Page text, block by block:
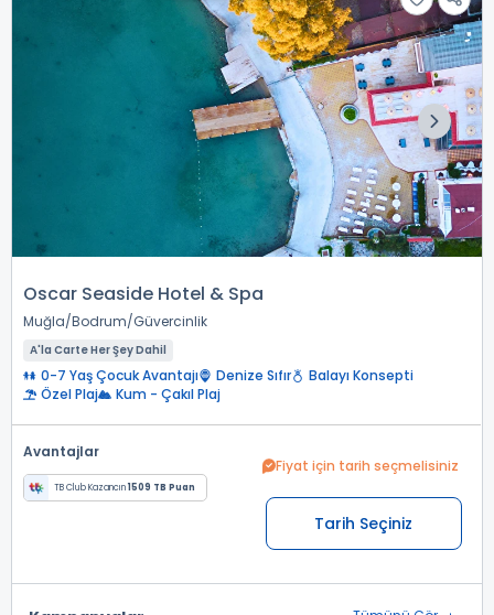
Oscar Seaside Hotel & Spa
Muğla Bodrum Güvercinlik
A'la Carte Her Şey Dahil
0-7 Yaş Çocuk Avantajı Denize Sıfır
Balayı Konsepti
Özel Plaj
Kum - Çakıl Plaj
Avantajlar
TB Club Kazancın1509 TB Puan
Fiyat için tarih seçmelisiniz
Tarih Seçiniz